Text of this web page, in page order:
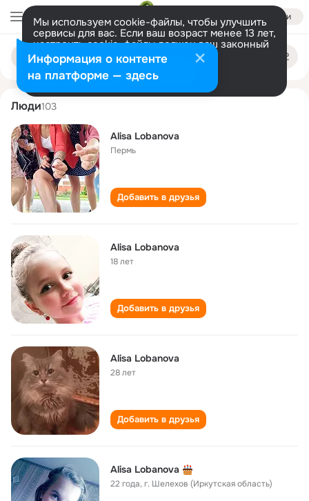
Войти
Мы используем cookie-файлы, чтобы улучшить
сервисы для вас. Если ваш возраст менее 13 лет,
настроить cookie-файлы должен ваш законный
представитель. Больше информации
Разрешить все Настроить
Поиск
людям
alisa lobanova
Люди103
Alisa Lobanova
Пермь
Добавить в друзья
Alisa Lobanova
18 лет
Добавить в друзья
Alisa Lobanova
28 лет
Добавить в друзья
Alisa Lobanova
22 года,г. Шелехов (Иркутская область)
Информация о контенте
на платформе — здесь